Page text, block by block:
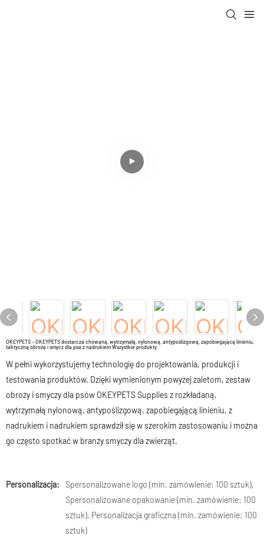
OKEYPETS - OKEYPETS dostarcza chowaną, wytrzymałą, nylonową, antypoślizgową, zapobiegającą linieniu,
taktyczną obrożę i smycz dla psa z nadrukiem Wszystkie produkty
W pełni wykorzystujemy technologię do projektowania, produkcji i
testowania produktów. Dzięki wymienionym powyżej zaletom, zestaw
obroży i smyczy dla psów OKEYPETS Supplies z rozkładaną,
wytrzymałą nylonową, antypoślizgową, zapobiegającą linieniu, z
nadrukiem i nadrukiem sprawdził się w szerokim zastosowaniu i można
go często spotkać w branży smyczy dla zwierząt.
Personalizacja:
Spersonalizowane logo (min. zamówienie: 100 sztuk),
Spersonalizowane opakowanie (min. zamówienie: 100
sztuk), Personalizacja graficzna (min. zamówienie: 100
sztuk)